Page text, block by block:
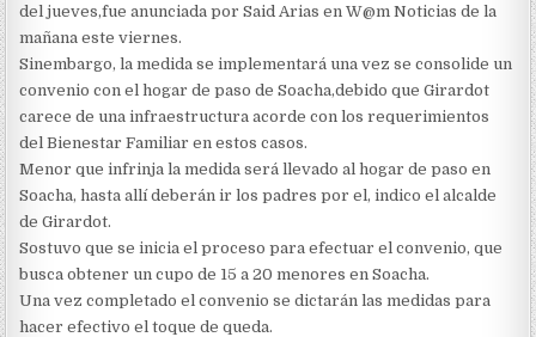
del jueves,fue anunciada por Said Arias en W@m Noticias de la
mañana este viernes.
Sinembargo, la medida se implementará una vez se consolide un
convenio con el hogar de paso de Soacha,debido que Girardot
carece de una infraestructura acorde con los requerimientos
del Bienestar Familiar en estos casos.
Menor que infrinja la medida será llevado al hogar de paso en
Soacha, hasta allí deberán ir los padres por el, indico el alcalde
de Girardot.
Sostuvo que se inicia el proceso para efectuar el convenio, que
busca obtener un cupo de 15 a 20 menores en Soacha.
Una vez completado el convenio se dictarán las medidas para
hacer efectivo el toque de queda.